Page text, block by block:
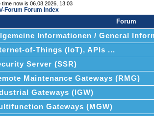
time now is 06.08.2026, 13:03
Forum Forum Index
Forum
Informationen / General
of-Things (IoT), APIs ...
Server (SSR)
Maintenance Gateways (RMG)
Gateways (IGW)
Gateways (MGW)